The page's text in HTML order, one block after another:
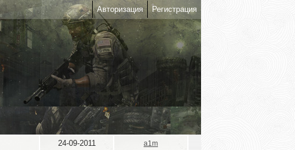
Авторизация Регистрация
24-09-2011 a1m